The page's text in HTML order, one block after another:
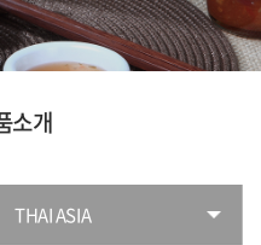
소개
THAI ASIA